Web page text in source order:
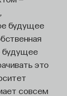
будущее
будущее
это
совсем
специалист
проблемы,
Например,
такой